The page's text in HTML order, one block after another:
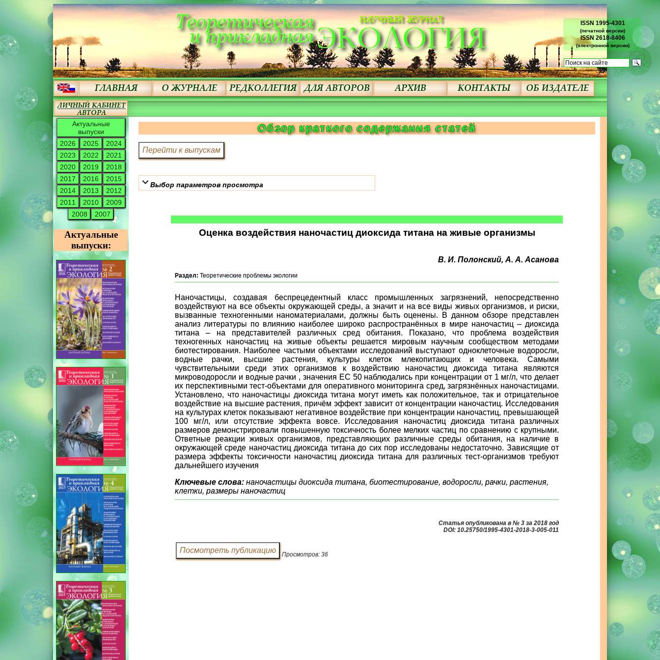
ISSN 1995-4301
(печатной версии)
ISSN 2618-8406
(электронной версии)
Актуальные
выпуски
2026
2025
2024
2023
2022
2021
2020
2019
2018
2017
2016
2015
2014
2013
2012
2011
2010
2009
2008
2007
Актуальные
выпуски:
Обзор краткого содержания статей
Выбор параметров просмотра
Оценка воздействия наночастиц диоксида титана на живые организмы
В. И. Полонский, А. А. Асанова
Раздел: Теоретические проблемы экологии
Наночастицы, создавая беспрецедентный класс промышленных загрязнений, непосредственно
воздействуют на все объекты окружающей среды, а значит и на все виды живых организмов, и риски,
вызванные техногенными наноматериалами, должны быть оценены. В данном обзоре представлен
анализ литературы по влиянию наиболее широко распространённых в мире наночастиц – диоксида
титана – на представителей различных сред обитания. Показано, что проблема воздействия
техногенных наночастиц на живые объекты решается мировым научным сообществом методами
биотестирования. Наиболее частыми объектами исследований выступают одноклеточные водоросли,
водные рачки, высшие растения, культуры клеток млекопитающих и человека. Самыми
чувствительными среди этих организмов к воздействию наночастиц диоксида титана являются
микроводоросли и водные рачки , значения ЕС 50 наблюдались при концентрации от 1 мг/л, что делает
их перспективными тест-объектами для оперативного мониторинга сред, загрязнённых наночастицами.
Установлено, что наночастицы диоксида титана могут иметь как положительное, так и отрицательное
воздействие на высшие растения, причём эффект зависит от концентрации наночастиц. Исследования
на культурах клеток показывают негативное воздействие при концентрации наночастиц, превышающей
100 мг/л, или отсутствие эффекта вовсе. Исследования наночастиц диоксида титана различных
размеров демонстрировали повышенную токсичность более мелких частиц по сравнению с крупными.
Ответные реакции живых организмов, представляющих различные среды обитания, на наличие в
окружающей среде наночастиц диоксида титана до сих пор исследованы недостаточно. Зависящие от
размера эффекты токсичности наночастиц диоксида титана для различных тест-организмов требуют
дальнейшего изучения
Ключевые слова: наночастицы диоксида титана, биотестирование, водоросли, рачки, растения,
клетки, размеры наночастиц
Статья опубликована в № 3 за 2018 год
DOI: 10.25750/1995-4301-2018-3-005-011
Просмотров: 36